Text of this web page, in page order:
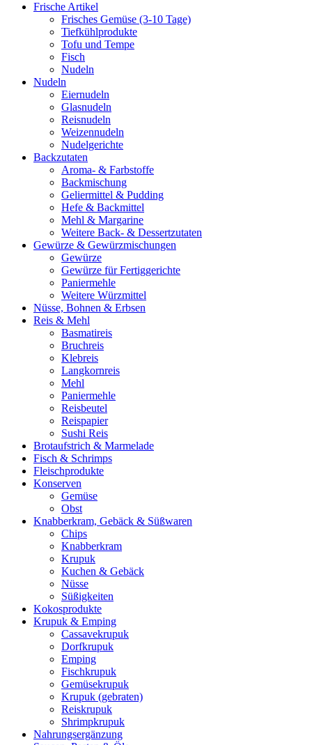
Frische Artikel
Frisches Gemüse (3-10 Tage)
Tiefkühlprodukte
Tofu und Tempe
Fisch
Nudeln
Nudeln
Eiernudeln
Glasnudeln
Reisnudeln
Weizennudeln
Nudelgerichte
Backzutaten
Aroma- & Farbstoffe
Backmischung
Geliermittel & Pudding
Hefe & Backmittel
Mehl & Margarine
Weitere Back- & Dessertzutaten
Gewürze & Gewürzmischungen
Gewürze
Gewürze für Fertiggerichte
Paniermehle
Weitere Würzmittel
Nüsse, Bohnen & Erbsen
Reis & Mehl
Basmatireis
Bruchreis
Klebreis
Langkornreis
Mehl
Paniermehle
Reisbeutel
Reispapier
Sushi Reis
Brotaufstrich & Marmelade
Fisch & Schrimps
Fleischprodukte
Konserven
Gemüse
Obst
Knabberkram, Gebäck & Süßwaren
Chips
Knabberkram
Krupuk
Kuchen & Gebäck
Nüsse
Süßigkeiten
Kokosprodukte
Krupuk & Emping
Cassavekrupuk
Dorfkrupuk
Emping
Fischkrupuk
Gemüsekrupuk
Krupuk (gebraten)
Reiskrupuk
Shrimpkrupuk
Nahrungsergänzung